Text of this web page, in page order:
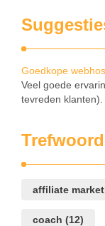
Goedkope
Veel goede
tevreden klanten).
affiliate
coach (12)